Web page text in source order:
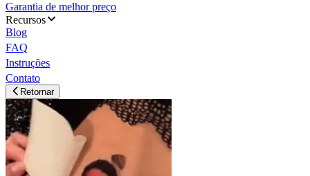
Garantia de melhor preço
Recursos
Blog
FAQ
Instruções
Contato
Retornar